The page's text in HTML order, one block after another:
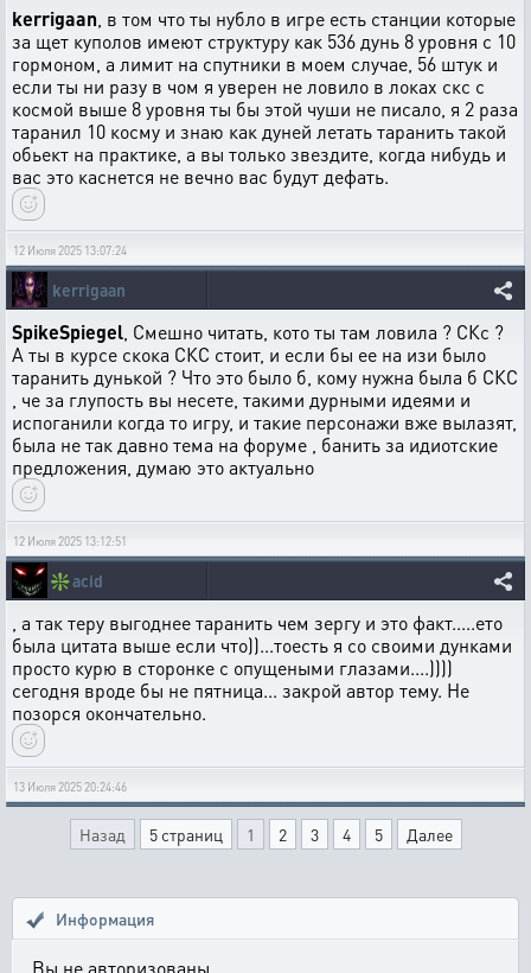
kerrigaan , в том что ты нубло в игре есть станции которые
за щет куполов имеют структуру как 536 дунь 8 уровня с 10
гормоном, а лимит на спутники в моем случае, 56 штук и
если ты ни разу в чом я уверен не ловило в локах скс с
космой выше 8 уровня ты бы этой чуши не писало, я 2 раза
таранил 10 косму и знаю как дуней летать таранить такой
обьект на практике, а вы только звездите, когда нибудь и
вас это каснется не вечно вас будут дефать.
12 Июля 2025 13:07:24
kerrigaan
SpikeSpiegel , Смешно читать, кото ты там ловила ? СКс ?
А ты в курсе скока СКС стоит, и если бы ее на изи было
таранить дунькой ? Что это было б, кому нужна была б СКС
, че за глупость вы несете, такими дурными идеями и
испоганили когда то игру, и такие персонажи вже вылазят,
была не так давно тема на форуме , банить за идиотские
предложения, думаю это актуально
12 Июля 2025 13:12:51
❇️acid
, а так теру выгоднее таранить чем зергу и это факт.....ето
была цитата выше если что))...тоесть я со своими дунками
просто курю в сторонке с опущеными глазами....))))
сегодня вроде бы не пятница... закрой автор тему. Не
позорся окончательно.
13 Июля 2025 20:24:46
Назад 5 страниц 1 2 3 4 5 Далее
Информация
Вы не авторизованы